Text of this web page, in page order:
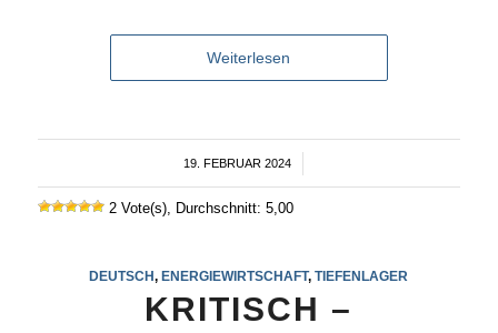
Weiterlesen
19. FEBRUAR 2024
/
2 Vote(s), Durchschnitt: 5,00
DEUTSCH,ENERGIEWIRTSCHAFT,TIEFENLAGER
KRITISCH –